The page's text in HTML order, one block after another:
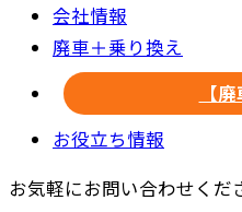
会社情報
廃車＋乗り換え
【
お役立ち情報
お気軽にお問い合わせくだ